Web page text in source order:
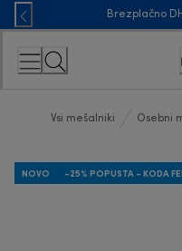
Skip
to
Content
Brezplačno
Vsi mešalniki Osebni
NOVO -25% POPUSTA - KODA